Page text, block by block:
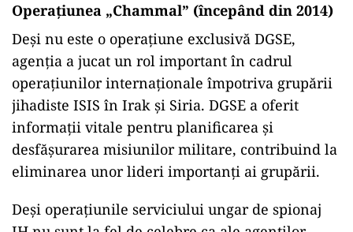
Operațiunea „Chammal” (începând din 2014)
Deși nu este o operațiune exclusivă DGSE,
agenția a jucat un rol important în cadrul
operațiunilor internaționale împotriva grupării
jihadiste ISIS în Irak și Siria. DGSE a oferit
informații vitale pentru planificarea și
desfășurarea misiunilor militare, contribuind la
eliminarea unor lideri importanți ai grupării.
Deşi operaţiunile serviciului ungar de spionaj